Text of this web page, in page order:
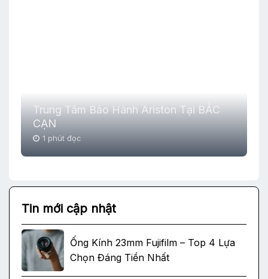
Trung Tâm Bảo Hành Ariston Tại BẮC
CẠN
1 phút đọc
Tin mới cập nhật
Ống Kính 23mm Fujifilm – Top 4 Lựa
Chọn Đáng Tiền Nhất